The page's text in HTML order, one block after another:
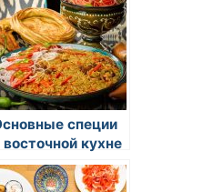
специи
восточной кухне